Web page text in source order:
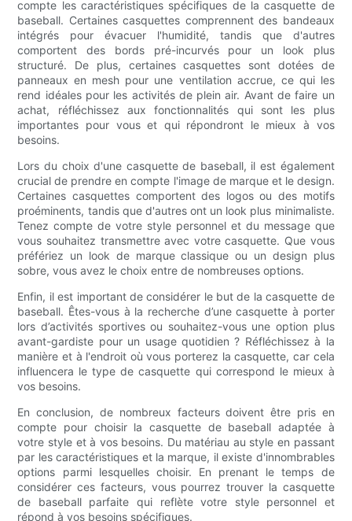
compte les caractéristiques spécifiques de la casquette de
baseball. Certaines casquettes comprennent des bandeaux
intégrés pour évacuer l'humidité, tandis que d'autres
comportent des bords pré-incurvés pour un look plus
structuré. De plus, certaines casquettes sont dotées de
panneaux en mesh pour une ventilation accrue, ce qui les
rend idéales pour les activités de plein air. Avant de faire un
achat, réfléchissez aux fonctionnalités qui sont les plus
importantes pour vous et qui répondront le mieux à vos
besoins.
Lors du choix d'une casquette de baseball, il est également
crucial de prendre en compte l'image de marque et le design.
Certaines casquettes comportent des logos ou des motifs
proéminents, tandis que d'autres ont un look plus minimaliste.
Tenez compte de votre style personnel et du message que
vous souhaitez transmettre avec votre casquette. Que vous
préfériez un look de marque classique ou un design plus
sobre, vous avez le choix entre de nombreuses options.
Enfin, il est important de considérer le but de la casquette de
baseball. Êtes-vous à la recherche d’une casquette à porter
lors d’activités sportives ou souhaitez-vous une option plus
avant-gardiste pour un usage quotidien ? Réfléchissez à la
manière et à l'endroit où vous porterez la casquette, car cela
influencera le type de casquette qui correspond le mieux à
vos besoins.
En conclusion, de nombreux facteurs doivent être pris en
compte pour choisir la casquette de baseball adaptée à
votre style et à vos besoins. Du matériau au style en passant
par les caractéristiques et la marque, il existe d'innombrables
options parmi lesquelles choisir. En prenant le temps de
considérer ces facteurs, vous pourrez trouver la casquette
de baseball parfaite qui reflète votre style personnel et
répond à vos besoins spécifiques.